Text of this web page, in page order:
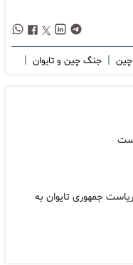
چین | جنگ چین و تایوان |
ریاست جمهوری تایوان به